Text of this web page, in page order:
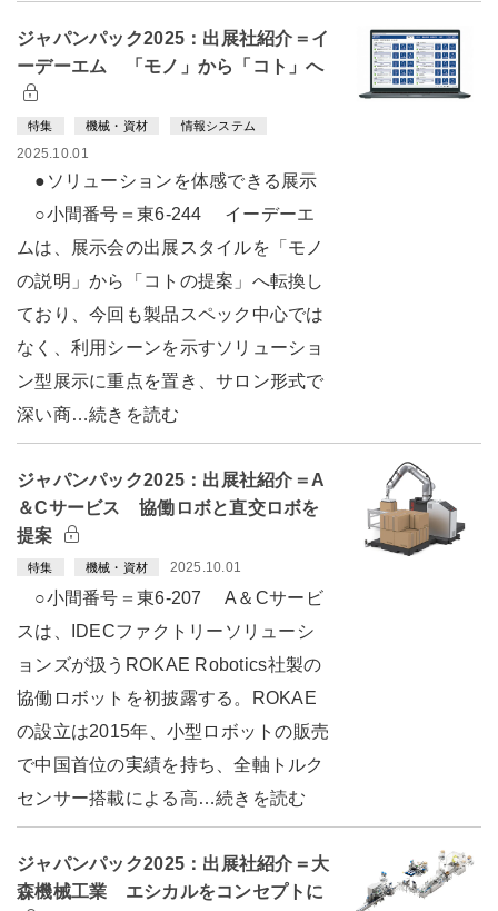
ジャパンパック2025：出展社紹介＝イ
ーデーエム 「モノ」から「コト」へ
特集 機械・資材 情報システム
2025.10.01
●ソリューションを体感できる展示
○小間番号＝東6-244 イーデーエ
ムは、展示会の出展スタイルを「モノ
の説明」から「コトの提案」へ転換し
ており、今回も製品スペック中心では
なく、利用シーンを示すソリューショ
ン型展示に重点を置き、サロン形式で
深い商…続きを読む
ジャパンパック2025：出展社紹介＝A
＆Cサービス 協働ロボと直交ロボを
提案
特集 機械・資材 2025.10.01
○小間番号＝東6-207 A＆Cサービ
スは、IDECファクトリーソリューシ
ョンズが扱うROKAE Robotics社製の
協働ロボットを初披露する。ROKAE
の設立は2015年、小型ロボットの販売
で中国首位の実績を持ち、全軸トルク
センサー搭載による高…続きを読む
ジャパンパック2025：出展社紹介＝大
森機械工業 エシカルをコンセプトに